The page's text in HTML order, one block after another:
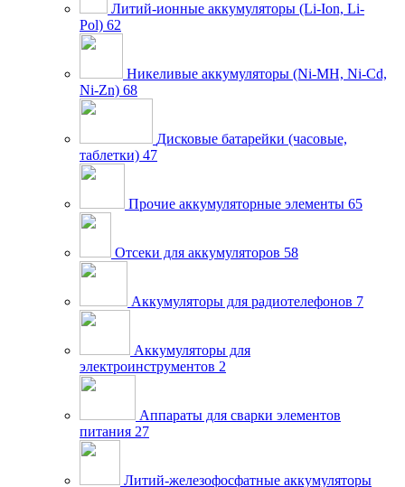
Литий-ионные аккумуляторы (Li-Ion, Li-
Pol) 62
Никеливые аккумуляторы (Ni-MH, Ni-Cd,
Ni-Zn) 68
Дисковые батарейки (часовые,
таблетки) 47
Прочие аккумуляторные элементы 65
Отсеки для аккумуляторов 58
Аккумуляторы для радиотелефонов 7
Аккумуляторы для
электроинструментов 2
Аппараты для сварки элементов
питания 27
Литий-железофосфатные аккумуляторы